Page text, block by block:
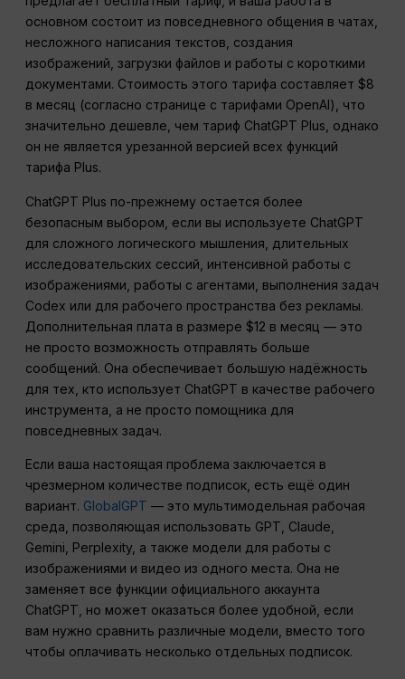
основном состоит из повседневного общения в чатах,
несложного написания текстов, создания
изображений, загрузки файлов и работы с короткими
документами. Стоимость этого тарифа составляет $8
в месяц (согласно странице с тарифами OpenAI), что
значительно дешевле, чем тариф ChatGPT Plus, однако
он не является урезанной версией всех функций
тарифа Plus.
ChatGPT Plus по-прежнему остается более
безопасным выбором, если вы используете ChatGPT
для сложного логического мышления, длительных
исследовательских сессий, интенсивной работы с
изображениями, работы с агентами, выполнения задач
Codex или для рабочего пространства без рекламы.
Дополнительная плата в размере $12 в месяц — это
не просто возможность отправлять больше
сообщений. Она обеспечивает большую надёжность
для тех, кто использует ChatGPT в качестве рабочего
инструмента, а не просто помощника для
повседневных задач.
Если ваша настоящая проблема заключается в
чрезмерном количестве подписок, есть ещё один
вариант. GlobalGPT — это мультимодельная рабочая
среда, позволяющая использовать GPT, Claude,
Gemini, Perplexity, а также модели для работы с
изображениями и видео из одного места. Она не
заменяет все функции официального аккаунта
ChatGPT, но может оказаться более удобной, если
вам нужно сравнить различные модели, вместо того
чтобы оплачивать несколько отдельных подписок.